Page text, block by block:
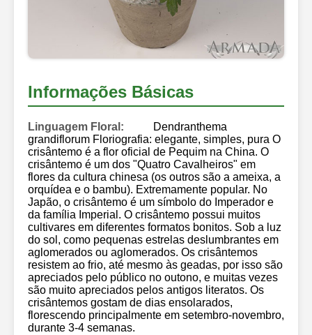
Informações Básicas
Linguagem Floral:
Dendranthema
grandiflorum Floriografia: elegante, simples, pura O
crisântemo é a flor oficial de Pequim na China. O
crisântemo é um dos "Quatro Cavalheiros" em
flores da cultura chinesa (os outros são a ameixa, a
orquídea e o bambu). Extremamente popular. No
Japão, o crisântemo é um símbolo do Imperador e
da família Imperial. O crisântemo possui muitos
cultivares em diferentes formatos bonitos. Sob a luz
do sol, como pequenas estrelas deslumbrantes em
aglomerados ou aglomerados. Os crisântemos
resistem ao frio, até mesmo às geadas, por isso são
apreciados pelo público no outono, e muitas vezes
são muito apreciados pelos antigos literatos. Os
crisântemos gostam de dias ensolarados,
florescendo principalmente em setembro-novembro,
durante 3-4 semanas.